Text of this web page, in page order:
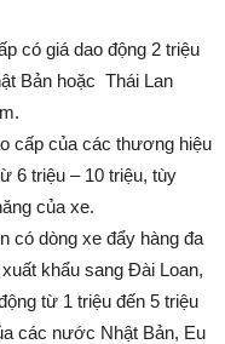
có giá dao động 2 triệu
Bản hoặc Thái Lan
cấp của các thương hiệu
6 triệu – 10 triệu, tùy
của xe.
có dòng xe đẩy hàng đa
khẩu sang Đài Loan,
từ 1 triệu đến 5 triệu
các nước Nhật Bản, Eu